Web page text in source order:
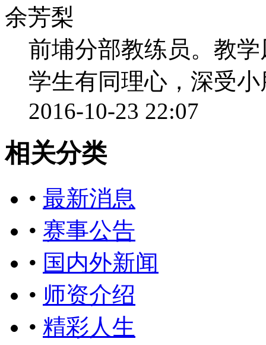
余芳梨
前埔分部教练员。教
学生有同理心，深受
2016-10-23 22:07
相关分类
• 最新消息
• 赛事公告
• 国内外新闻
• 师资介绍
• 精彩人生